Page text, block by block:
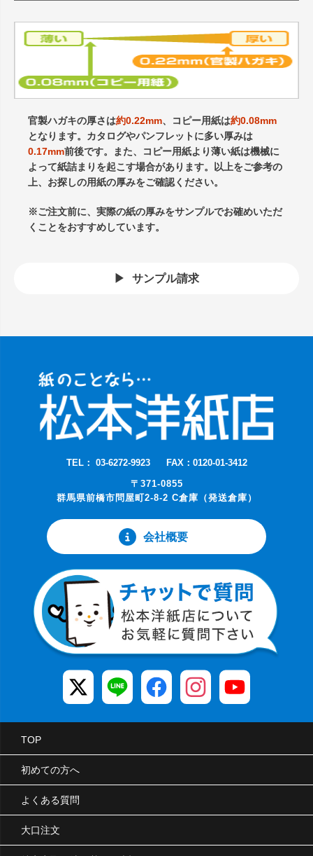
官製ハガキの厚さは約0.22mm、コピー用紙は約0.08mm
となります。カタログやパンフレットに多い厚みは
0.17mm前後です。また、コピー用紙より薄い紙は機械に
よって紙詰まりを起こす場合があります。以上をご参考の
上、お探しの用紙の厚みをご確認ください。
※ご注文前に、実際の紙の厚みをサンプルでお確めいただ
くことをおすすめしています。
サンプル請求
TEL： 03-6272-9923
FAX：0120-01-3412
〒371-0855
群馬県前橋市問屋町2-8-2 C倉庫（発送倉庫）
会社概要
TOP
初めての方へ
よくある質問
大口注文